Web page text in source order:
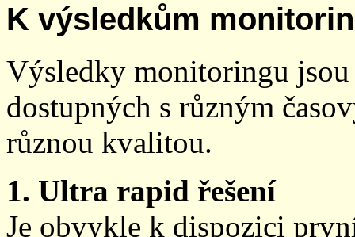
K výsledkům
Výsledky monitoringu
dostupných s různým
různou kvalitou.
1. Ultra rapid řešení
Je obvykle k dispozici